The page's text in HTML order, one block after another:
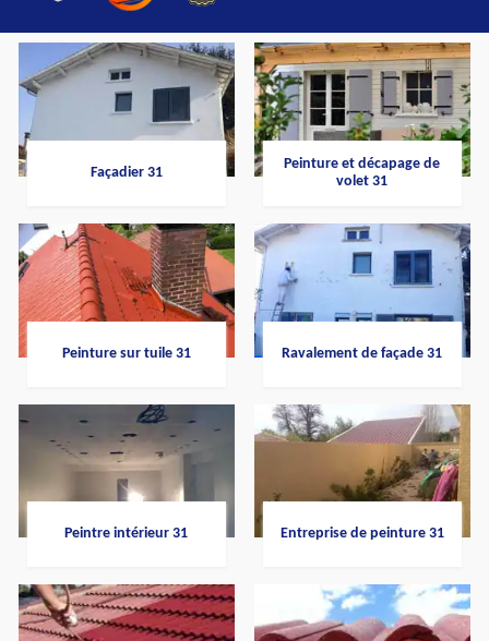
Façadier 31
Peinture et décapage de
volet 31
Peinture sur tuile 31 Ravalement de façade 31
Peintre intérieur 31 Entreprise de peinture 31